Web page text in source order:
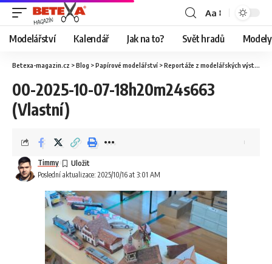
Aa
Modelářství Kalendář Jak na to? Svět hradů
Betexa-magazin.cz >Blog >Papírové modelářství >Reportáže z modelářských výstav
00-2025-10-07-18h20m24s663
(Vlastní)
Poslední aktualizace: 2025/10/16 at 3:01 AM
Timmy